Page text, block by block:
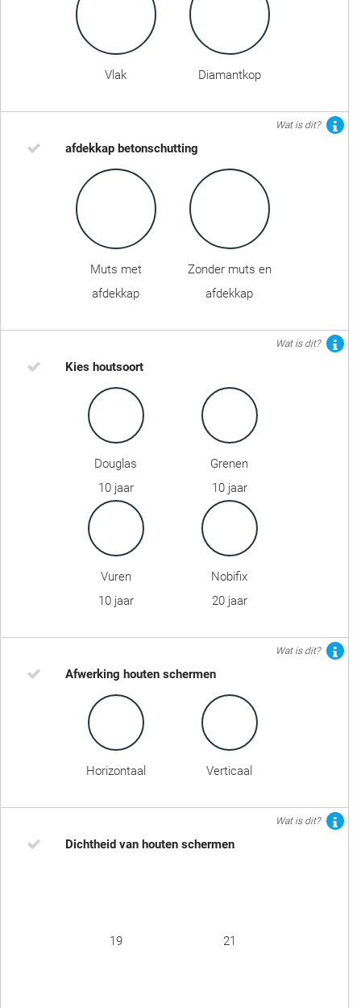
Vlak Diamantkop
Wat is dit?
afdekkap betonschutting
Muts met
afdekkap
Zonder muts en
afdekkap
Wat is dit?
Kies houtsoort
Douglas
10 jaar
Grenen
10 jaar
Vuren
10 jaar
Nobifix
20 jaar
Wat is dit?
Afwerking houten schermen
Horizontaal Verticaal
Wat is dit?
Dichtheid van houten schermen
19 21